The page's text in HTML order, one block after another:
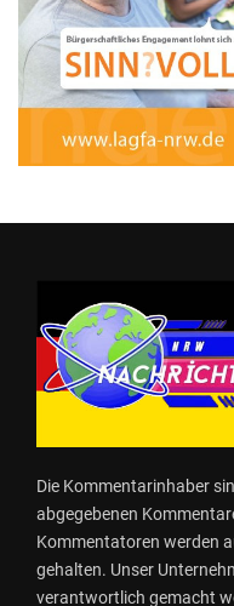
Die Kommentarinhaber
abgegebenen
Kommentatoren werden
gehalten. Unser
verantwortlich gemacht